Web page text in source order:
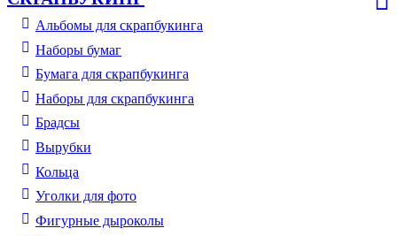
Альбомы для скрапбукинга
Наборы бумаг
Бумага для скрапбукинга
Наборы для скрапбукинга
Брадсы
Вырубки
Кольца
Уголки для фото
Фигурные дыроколы